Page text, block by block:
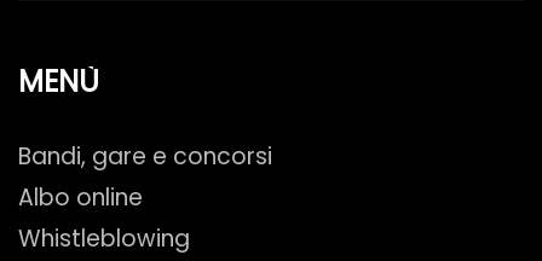
MENÙ
Bandi, gare e concorsi
Albo online
Whistleblowing